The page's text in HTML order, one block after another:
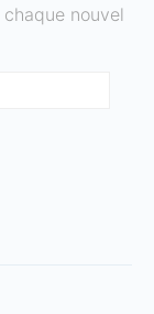
nouvel